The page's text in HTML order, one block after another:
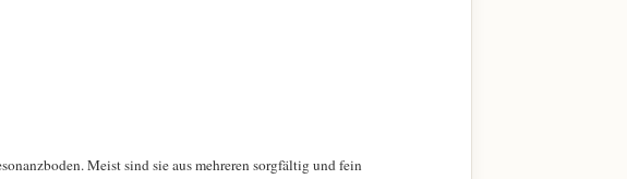
Meist sind sie aus mehreren sorgfältig und fein